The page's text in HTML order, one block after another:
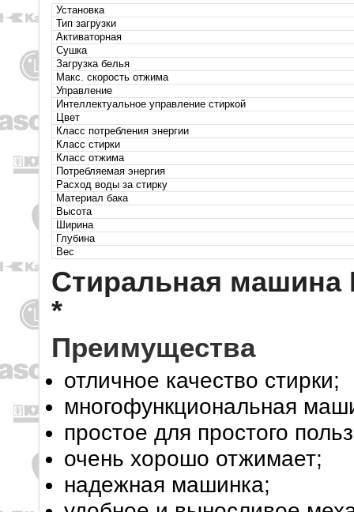
Установка
Тип загрузки
Активаторная
Сушка
Загрузка белья
Макс. скорость отжима
Управление
Интеллектуальное управление стиркой
Цвет
Класс потребления энергии
Класс стирки
Класс отжима
Потребляемая энергия
Расход воды за стирку
Материал бака
Высота
Ширина
Глубина
Вес
Стиральная машина
*
Преимущества
отличное качество стирки;
многофункциональная
простое для простого
очень хорошо отжимает;
надежная машинка;